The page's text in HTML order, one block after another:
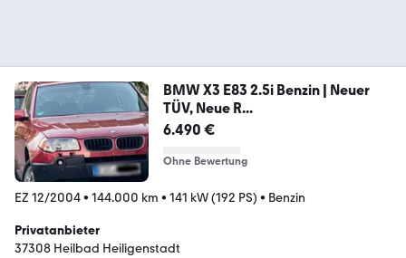
BMW X3 E83 2.5i Benzin | Neuer
TÜV, Neue R...
6.490 €
Ohne Bewertung
EZ 12/2004• 144.000 km • 141 kW (192 PS) • Benzin
Privatanbieter
37308 Heilbad Heiligenstadt